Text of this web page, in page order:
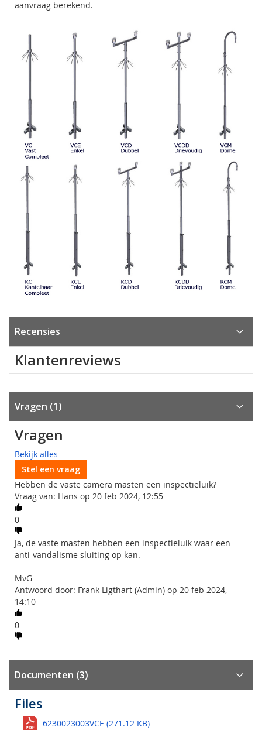
aanvraag berekend.
Recensies
Klantenreviews
Vragen 1
Vragen
Bekijk alles
Stel een vraag
Hebben de vaste camera masten een inspectieluik?
Vraag van: Hans op 20 feb 2024, 12:55
0
Ja, de vaste masten hebben een inspectieluik waar een
anti-vandalisme sluiting op kan.
MvG
Antwoord door: Frank Ligthart (Admin) op 20 feb 2024,
14:10
0
Documenten (3)
Files
6230023003VCE (271.12 KB)